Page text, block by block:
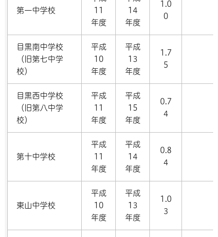
第一中学校
11
年度
14
年度
1.0
0
目黒南中学校
（旧第七中学
校）
平成
10
年度
平成
13
年度
1.7
5
目黒西中学校
（旧第八中学
校）
平成
11
年度
平成
15
年度
0.7
4
第十中学校
平成
11
年度
平成
14
年度
0.8
4
東山中学校
平成
10
年度
平成
13
年度
1.0
3